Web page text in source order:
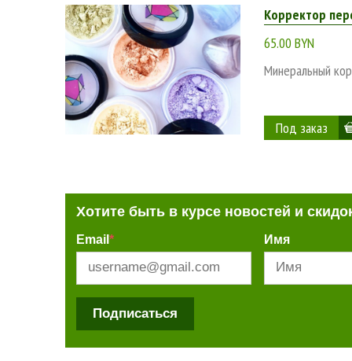
Корректор
65.00 BYN
Минеральный
Хотите быть в курсе новостей и
Email * Имя
Подписаться